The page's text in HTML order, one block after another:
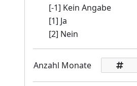
[-1] Kein Angabe
[1] Ja
[2] Nein
Anzahl Monate